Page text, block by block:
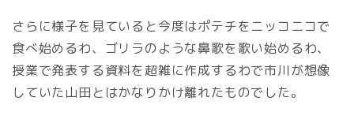
さらに様子を見ていると今度はポテチをニッコニコで
食べ始めるわ、ゴリラのような鼻歌を歌い始めるわ、
授業で発表する資料を超雑に作成するわで市川が想像
していた山田とはかなりかけ離れたものでした。